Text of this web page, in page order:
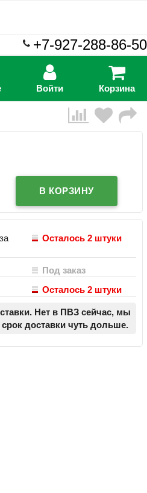
+7-927-288-86-50
Войти Корзина
Осталось 2 штуки
Под заказ
Осталось 2 штуки
Нет в ПВЗ сейчас, мы
срок доставки чуть дольше.